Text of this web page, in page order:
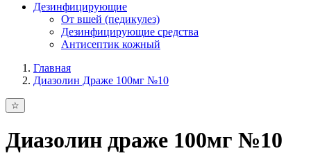
Дезинфицирующие
От вшей (педикулез)
Дезинфицирующие средства
Антисептик кожный
Главная
Диазолин Драже 100мг №10
Диазолин драже 100мг №10